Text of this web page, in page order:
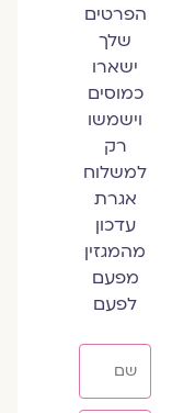
הפרטים
שלך
ישארו
כמוסים
וישמשו
רק
למשלוח
אגרת
עדכון
מהמגזין
מפעם
לפעם